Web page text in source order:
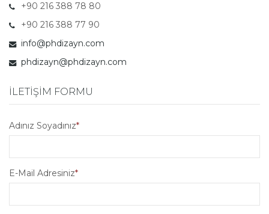
+90 216 388 78 80
+90 216 388 77 90
info@phdizayn.com
phdizayn@phdizayn.com
İLETİŞİM FORMU
Adınız Soyadınız
E-Mail Adresiniz